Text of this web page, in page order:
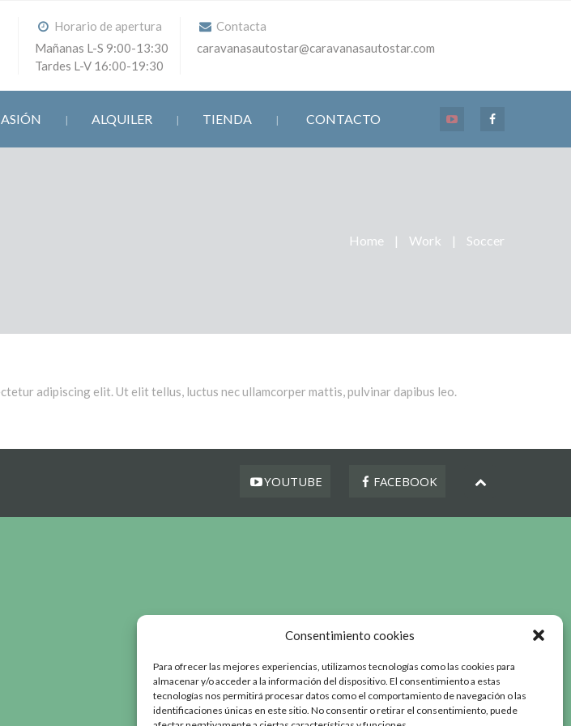
Consentimiento cookies
Para ofrecer las mejores experiencias, utilizamos tecnologías como las cookies para
almacenar y/o acceder a la información del dispositivo. El consentimiento a estas
tecnologías nos permitirá procesar datos como el comportamiento de navegación o las
identificaciones únicas en este sitio. No consentir o retirar el consentimiento, puede
Horario de apertura
Mañanas L-S 9:00-13:30
Tardes L-V 16:00-19:30
Contacta
caravanasautostar@caravanasautostar.com
ALQUILER TIENDA CONTACTO
Home | Work | Soccer
adipiscing elit. Ut elit tellus, luctus nec ullamcorper mattis, pulvinar dapibus leo.
YOUTUBE FACEBOOK